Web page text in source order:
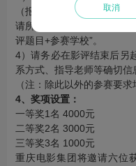
（报名表和参赛作品放进
请所有电子邮件中的投稿
评题目+参赛学校”。
4）请务必在影评结束后另
系方式、指导老师等确切信
（注：除此以外的参赛要
4、奖项设置：
一等奖1名 4000元
二等奖2名 3000元
三等奖3名 1000元
重庆电影集团将邀请六位
取消